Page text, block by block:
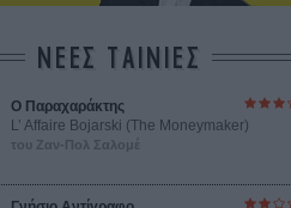
ΝΕΕΣ ΤΑΙΝΙΕΣ
Ο Παραχαράκτης
L’ Affaire Bojarski (The Moneymaker)
του Ζαν-Πολ Σαλομέ